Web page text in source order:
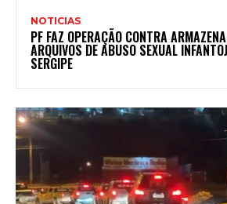
NOTICIAS
PF FAZ OPERAÇÃO CONTRA
ARQUIVOS DE ABUSO SEXUAL
SERGIPE